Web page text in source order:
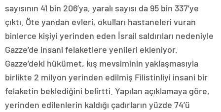
sayısının 41 bin 206’ya, yaralı sayısı da 95 bin 337’ye
çıktı. Öte yandan evleri, okulları hastaneleri vuran
binlerce kişiyi yerinden eden İsrail saldırıları nedeniyle
Gazze’de insani felaketlere yenileri ekleniyor.
Gazze’deki hükümet, kış mevsiminin yaklaşmasıyla
birlikte 2 milyon yerinden edilmiş Filistinliyi insani bir
felaketin beklediğini belirtti. Yapılan açıklamaya göre,
yerinden edilenlerin kaldığı çadırların yüzde 74’ü